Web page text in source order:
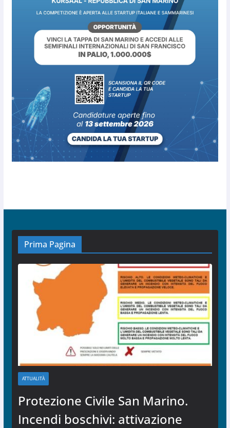
Prima Pagina
ATTUALITÀ
Protezione Civile San Marino.
Incendi boschivi: attivazione